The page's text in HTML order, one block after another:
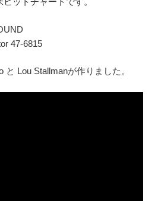
47-6815
と Lou Stallmanが作りました。